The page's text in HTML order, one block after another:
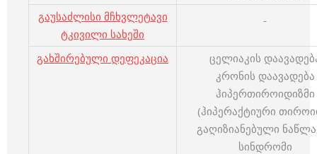
გაუსაძლისი მჩხვლეტავი
ტკივილი სახეში
გახშირებული დეფეკაცია
ცელიაკის
კრონის დაავადება
ჰიპერთიროიდიზმი
(ჰიპერაქტიური
გაღიზიანებული
სინდრომი